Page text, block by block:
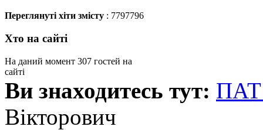
Переглянуті хіти змісту : 7797796
Хто на сайті
На даний момент 307 гостей на
сайті
Ви знаходитесь тут: ПАТ
Вікторович